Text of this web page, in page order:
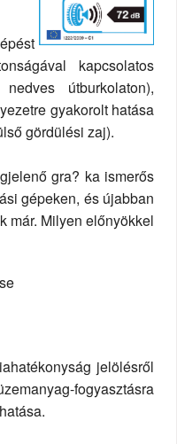
kapcsolatos
útburkolaton),
gyakorolt hatása
gördülési zaj).
gra? ka ismerős
gépeken, és újabban
már. Milyen előnyökkel
jelölésről
fogyasztásra